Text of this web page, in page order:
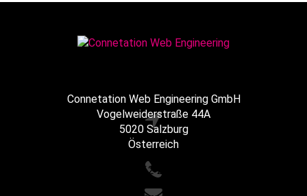
Connetation Web Engineering GmbH
Vogelweiderstraße 44A
5020 Salzburg
Österreich
+43 662 216065